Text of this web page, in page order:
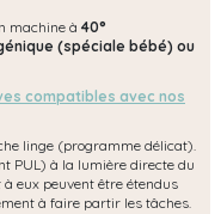
machine à 40°
(spéciale bébé) ou
compatibles avec nos
linge (programme délicat).
PUL) à la lumière directe du
eux peuvent être étendus
à faire partir les tâches.